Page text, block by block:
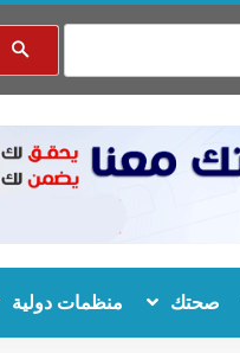
صحتك منظمات دولية